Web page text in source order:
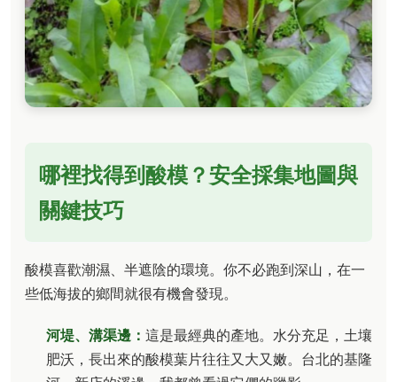
哪裡找得到酸模？安全採集地圖與
關鍵技巧
酸模喜歡潮濕、半遮陰的環境。你不必跑到深山，在一
些低海拔的鄉間就很有機會發現。
河堤、溝渠邊： 這是最經典的產地。水分充足，土壤
肥沃，長出來的酸模葉片往往又大又嫩。台北的基隆